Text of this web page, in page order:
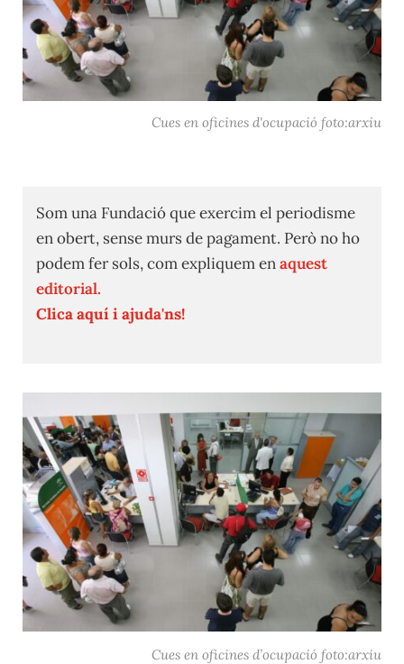
Cues en oficines d'ocupació foto:arxiu
Som una Fundació que exercim el periodisme
en obert, sense murs de pagament. Però no ho
podem fer sols, com expliquem enaquest
editorial.
Clica aquí i ajuda'ns!
Cues en oficines d’ocupació foto:arxiu